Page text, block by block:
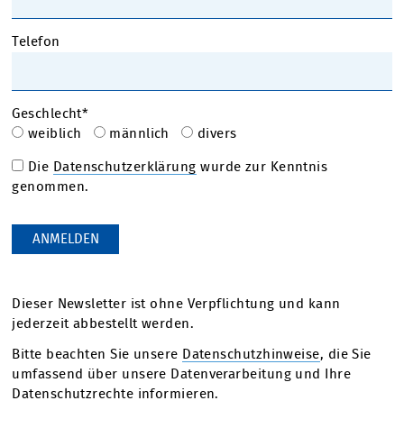
Telefon
Geschlecht*
weiblich
männlich divers
Die Datenschutzerklärung wurde zur Kenntnis
genommen.
Dieser Newsletter ist ohne Verpflichtung und kann
jederzeit abbestellt werden.
Bitte beachten Sie unsere Datenschutzhinweise, die Sie
umfassend über unsere Datenverarbeitung und Ihre
Datenschutzrechte informieren.